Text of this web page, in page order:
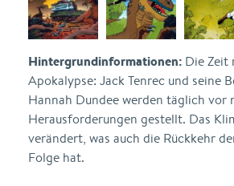
Hintergrundinformationen: Die Zeit
Apokalypse: Jack Tenrec und seine
Hannah Dundee werden täglich vor
Herausforderungen gestellt. Das
verändert, was auch die Rückkehr
Folge hat.